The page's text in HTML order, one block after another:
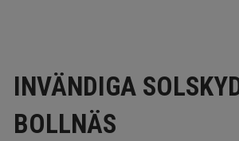
INVÄNDIGA
BOLLNÄS